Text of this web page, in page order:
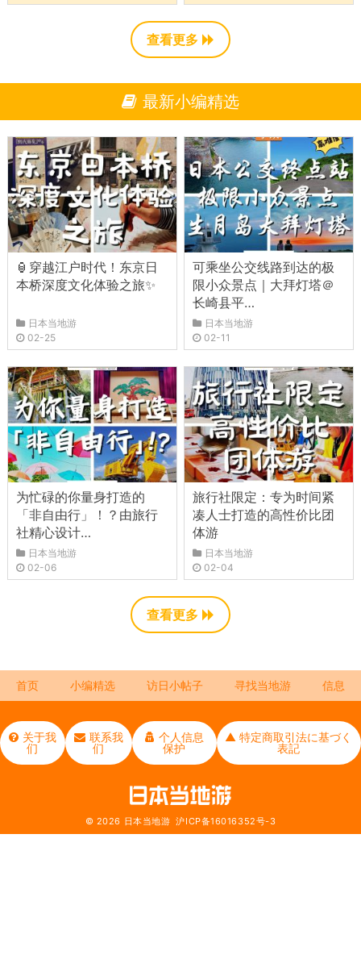
查看更多
最新小编精选
🏮穿越江户时代！东京日
本桥深度文化体验之旅✨
日本当地游
02-25
可乘坐公交线路到达的极
限小众景点｜大拜灯塔＠
长崎县平…
日本当地游
02-11
为忙碌的你量身打造的
「非自由行」！？由旅行
社精心设计…
日本当地游
02-06
旅行社限定：专为时间紧
凑人士打造的高性价比团
体游
日本当地游
02-04
查看更多
首页 小编精选 访日小帖子 寻找当地游 信息
关于我
们
联系我
们
个人信息
保护
▲ 特定商取引法に基づく
表記
© 2026 日本当地游 沪ICP备16016352号-3